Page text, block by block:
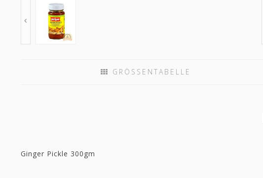
GRÖSSENTABELLE
Ginger Pickle 300gm